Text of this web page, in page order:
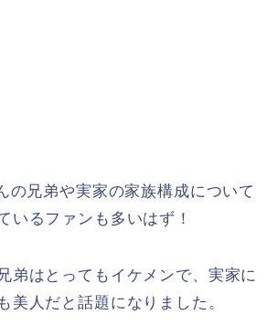
の兄弟や実家の家族構成について
いるファンも多いはず！
弟はとってもイケメンで、実家に
美人だと話題になりました。